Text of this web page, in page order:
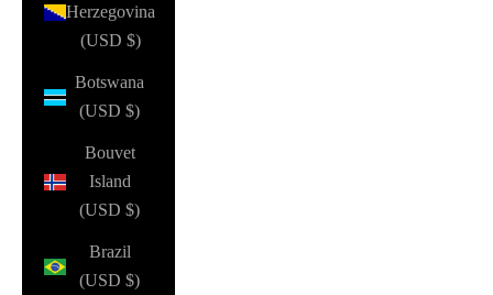
Herzegovina
(USD $)
Botswana
(USD $)
Bouvet
Island
(USD $)
Brazil
(USD $)